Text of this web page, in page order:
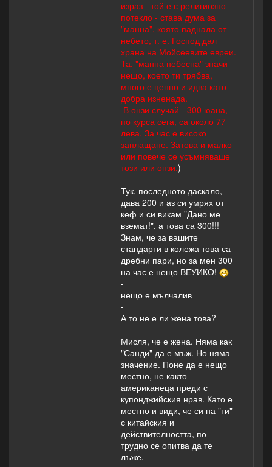
израз - той е с религиозно
потекло - става дума за
"манна", която паднала от
небето, т. е. Господ дал
храна на Мойсеевите евреи.
Та, "манна небесна" значи
нещо, което ти трябва,
много е ценно и идва като
добра изненада.
В онзи случай - 300 юана,
по курса сега, са около 77
лева. За час е високо
заплащане. Затова и малко
или повече се усъмняваше
този или онзи.)
Тук, последното даскало,
дава 200 и аз си умрях от
кеф и си викам "Дано ме
вземат!", а това са 300!!!
Знам, че за вашите
стандарти в колежа това са
дребни пари, но за мен 300
на час е нещо ВЕУИКО!
-
нещо е мълчалив
-
А то не е ли жена това?
Мисля, че е жена. Няма как
"Санди" да е мъж. Но няма
значение. Поне да е нещо
местно, не както
американеца преди с
купонджийския нрав. Като е
местно и види, че си на "ти"
с китайския и
действителността, по-
трудно се опитва да те
лъже.